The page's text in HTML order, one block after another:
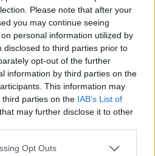
Please note that after your
you may continue seeing
personal information utilized by
disclosed to third parties prior to
opt-out of the further
information by third parties on the
This information may
parties on the IAB’s List of
that may further disclose it to other
app uses one or more Google
Opt Outs
το εκτιμησε δεοντος αλλα
προβες και μου αναφερει
παραιτηση. ηθελε να
ταινια.. Ναι καλα
πηρε ο Τομ Ο Κρουζ τοτε.